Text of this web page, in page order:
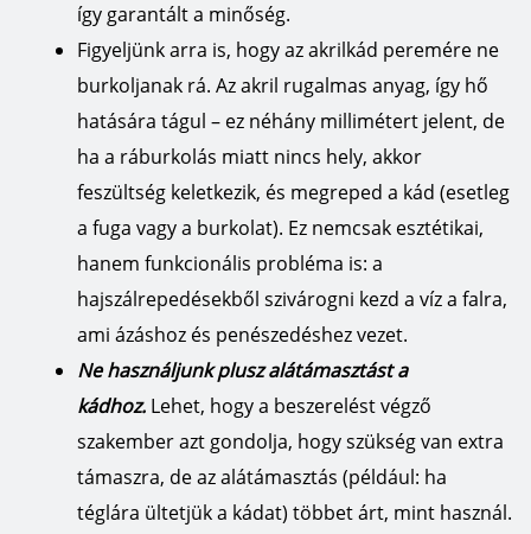
így garantált a minőség.
Figyeljünk arra is, hogy az akrilkád peremére ne
burkoljanak rá. Az akril rugalmas anyag, így hő
hatására tágul – ez néhány millimétert jelent, de
ha a ráburkolás miatt nincs hely, akkor
feszültség keletkezik, és megreped a kád (esetleg
a fuga vagy a burkolat). Ez nemcsak esztétikai,
hanem funkcionális probléma is: a
hajszálrepedésekből szivárogni kezd a víz a falra,
ami ázáshoz és penészedéshez vezet.
Ne használjunk plusz alátámasztást a
kádhoz. Lehet, hogy a beszerelést végző
szakember azt gondolja, hogy szükség van extra
támaszra, de az alátámasztás (például: ha
téglára ültetjük a kádat) többet árt, mint használ.